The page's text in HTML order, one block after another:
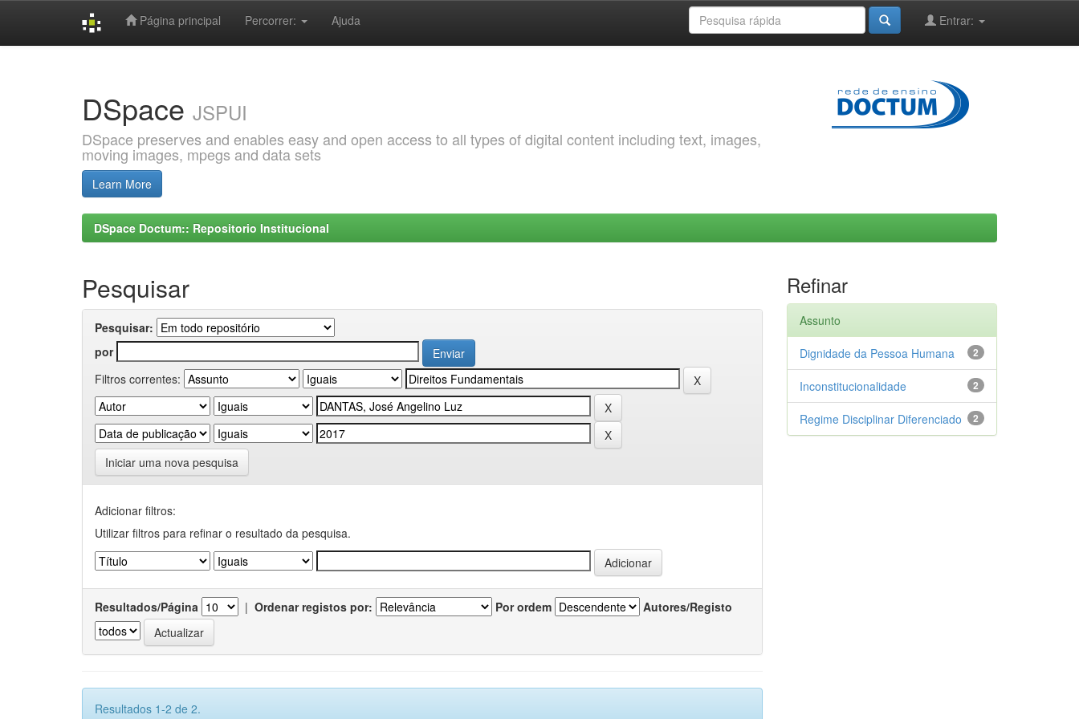
Página principal Percorrer: Ajuda Entrar:
DSpace JSPUI
DSpace preserves and enables easy and open access to all types of digital content including text, images,
moving images, mpegs and data sets
Learn More
DSpace Doctum:: Repositorio Institucional
Pesquisar
Pesquisar:
por
Filtros correntes:
Iniciar uma nova pesquisa
Adicionar filtros:
Utilizar filtros para refinar o resultado da pesquisa.
Resultados/Página | Ordenar registos por: Por ordem Autores/Registo
Resultados 1-2 de 2.
Refinar
Assunto
2
Dignidade da Pessoa Humana
2
Inconstitucionalidade
2
Regime Disciplinar Diferenciado